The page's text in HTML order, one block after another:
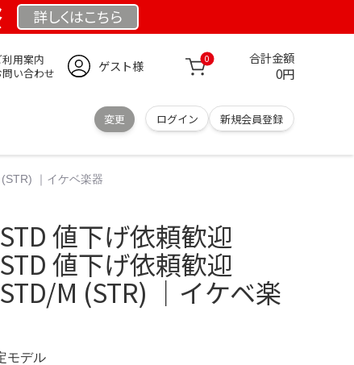
詳しくはこちら
利用案内
問い合わせ
ゲスト様 0 合計金額
0円
変更 ログイン 新規会員登録
｜イケベ楽器
値下げ依頼歓迎
値下げ依頼歓迎
M (STR) ｜イケベ楽
モデル